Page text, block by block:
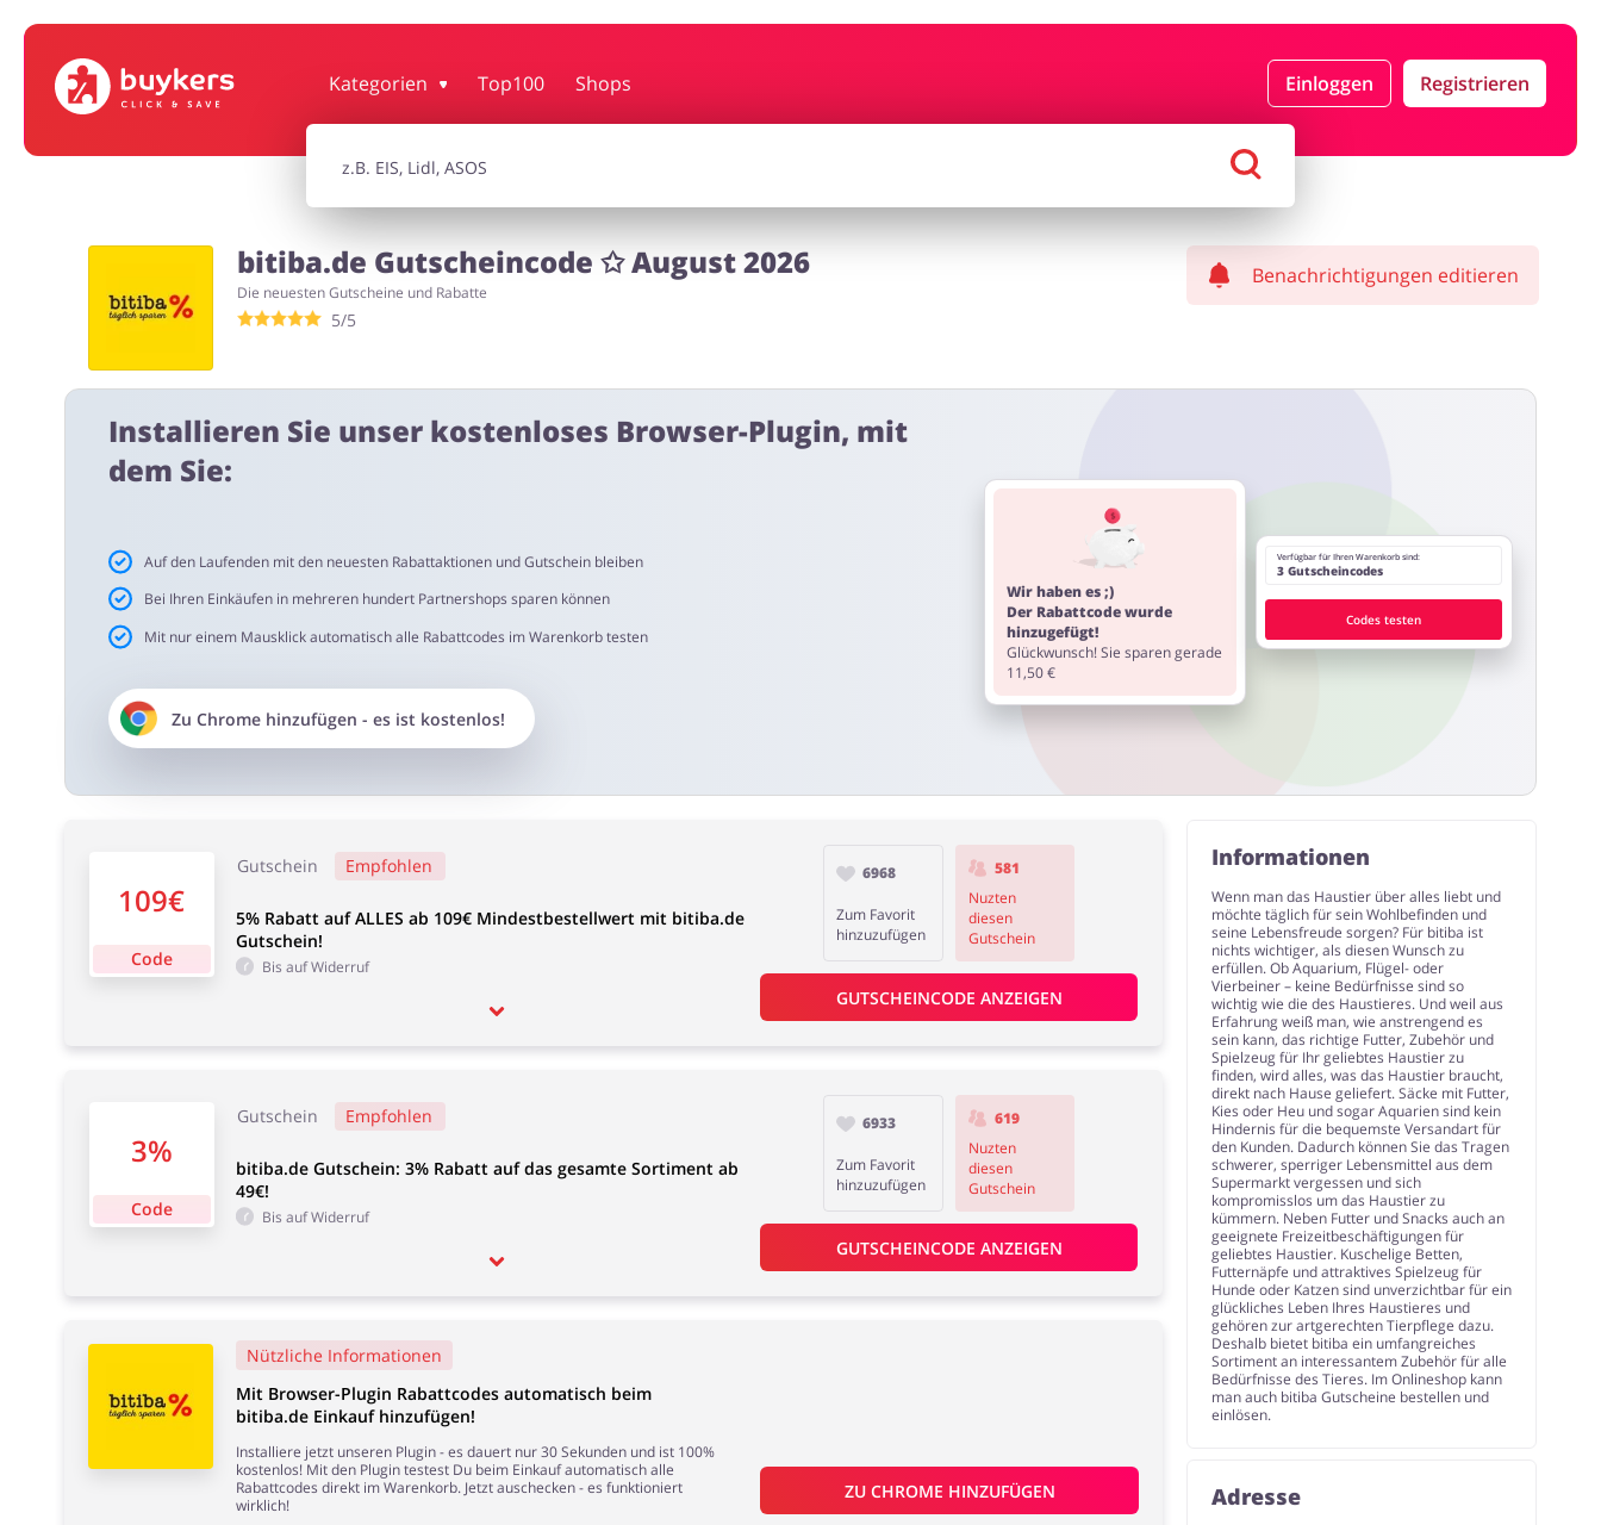
Kategorien Top100 Shops Einloggen Registrieren
Bürobedarf & Schreibwaren Sport & Hobby Reisen
Bücher, Medien, Software &
bitiba.de Gutscheincode ✩ August 2026
Die neuesten Gutscheine und Rabatte
5/5
Benachrichtigungen editieren
Installieren Sie unser kostenloses Browser-Plugin, mit
dem Sie:
Auf den Laufenden mit den neuesten Rabattaktionen und Gutschein bleiben
Bei Ihren Einkäufen in mehreren hundert Partnershops sparen können
Mit nur einem Mausklick automatisch alle Rabattcodes im Warenkorb testen
Zu Chromehinzufügen - es ist kostenlos!
Wir haben es ;)
Der Rabattcode wurde
hinzugefügt!
Glückwunsch! Sie sparen gerade
11,50 €
Verfügbar für Ihren Warenkorb sind:
3 Gutscheincodes
Codes testen
109€
Code
Gutschein Empfohlen
5% Rabatt auf ALLES ab 109€ Mindestbestellwert mit bitiba.de
Gutschein!
Bis auf Widerruf
6968
Zum Favorit
hinzuzufügen
581
Nuzten
diesen
Gutschein
GUTSCHEINCODE ANZEIGEN
3%
Code
Gutschein Empfohlen
bitiba.de Gutschein: 3% Rabatt auf das gesamte Sortiment ab
49€!
Bis auf Widerruf
6933
Zum Favorit
hinzuzufügen
619
Nuzten
diesen
Gutschein
GUTSCHEINCODE ANZEIGEN
Nützliche Informationen
Mit Browser-Plugin Rabattcodes automatisch beim
bitiba.de Einkauf hinzufügen!
Installiere jetzt unseren Plugin - es dauert nur 30 Sekunden und ist 100%
kostenlos! Mit den Plugin testest Du beim Einkauf automatisch alle
Rabattcodes direkt im Warenkorb. Jetzt auschecken - es funktioniert
wirklich!
ZU CHROME HINZUFÜGEN
Informationen
Wenn man das Haustier über alles liebt und
möchte täglich für sein Wohlbefinden und
seine Lebensfreude sorgen? Für bitiba ist
nichts wichtiger, als diesen Wunsch zu
erfüllen. Ob Aquarium, Flügel- oder
Vierbeiner – keine Bedürfnisse sind so
wichtig wie die des Haustieres. Und weil aus
Erfahrung weiß man, wie anstrengend es
sein kann, das richtige Futter, Zubehör und
Spielzeug für Ihr geliebtes Haustier zu
finden, wird alles, was das Haustier braucht,
direkt nach Hause geliefert. Säcke mit Futter,
Kies oder Heu und sogar Aquarien sind kein
Hindernis für die bequemste Versandart für
den Kunden. Dadurch können Sie das Tragen
schwerer, sperriger Lebensmittel aus dem
Supermarkt vergessen und sich
kompromisslos um das Haustier zu
kümmern. Neben Futter und Snacks auch an
geeignete Freizeitbeschäftigungen für
geliebtes Haustier. Kuschelige Betten,
Futternäpfe und attraktives Spielzeug für
Hunde oder Katzen sind unverzichtbar für ein
glückliches Leben Ihres Haustieres und
gehören zur artgerechten Tierpflege dazu.
Deshalb bietet bitiba ein umfangreiches
Sortiment an interessantem Zubehör für alle
Bedürfnisse des Tieres. Im Onlineshop kann
man auch bitiba Gutscheine bestellen und
einlösen.
Adresse